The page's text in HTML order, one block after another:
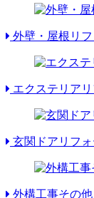
外壁・屋根リ
エクステリア
玄関ドアリフォ
外構工事その他